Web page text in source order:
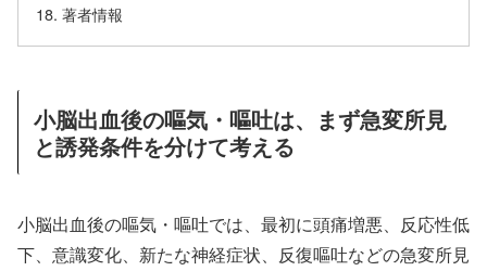
著者情報
小脳出血後の嘔気・嘔吐は、まず急変所見
と誘発条件を分けて考える
小脳出血後の嘔気・嘔吐では、最初に頭痛増悪、反応性低
下、意識変化、新たな神経症状、反復嘔吐などの急変所見